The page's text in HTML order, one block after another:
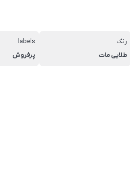
رنگ
طلایی مات
labels
پرفروش